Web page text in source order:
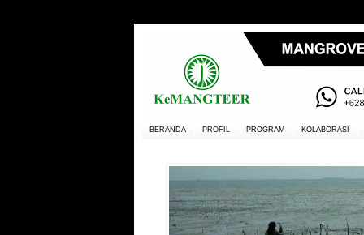
BERANDA PROFIL PROGRAM KOLABORASI